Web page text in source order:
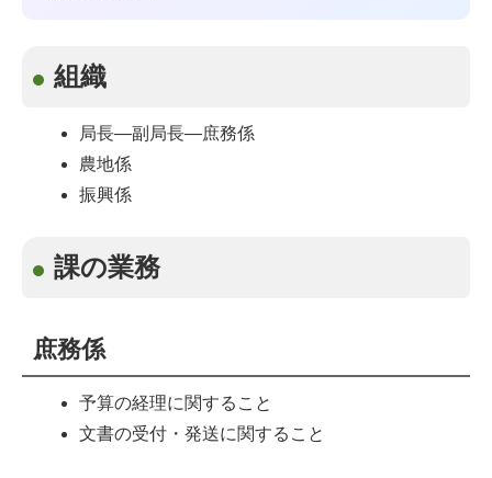
組織
局長―副局長―庶務係
農地係
振興係
課の業務
庶務係
予算の経理に関すること
文書の受付・発送に関すること